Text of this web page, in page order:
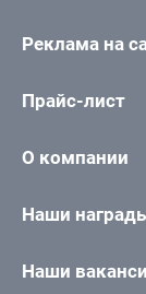
Реклама на
Прайс-лист
О компании
Наши
Наши